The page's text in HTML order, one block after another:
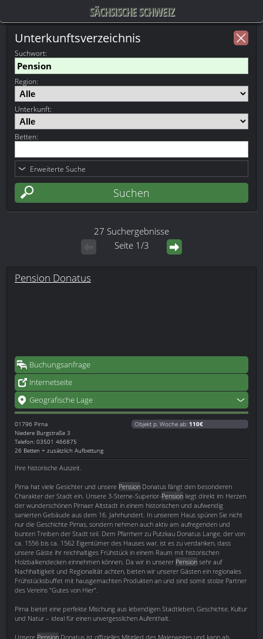
SÄCHSISCHE SCHWEIZ
Unterkunftsverzeichnis
Suchwort:
Region:
Unterkunft:
Betten:
Erweiterte Suche
27 Suchergebnisse
Seite 1/3
Pension Donatus
Buchungsanfrage
Internetseite
Geografische Lage
01796 Pirna
Niedere Burgstraße 3
Telefon: 03501 466875
26 Betten + zusätzlich Aufbettung
Objekt p. Woche ab: 110€
Ihre historische Auszeit.
Pirna hat viele Gesichter und unsere Pension Donatus fängt den besonderen
Charakter der Stadt ein. Unsere 3-Sterne-Superior-Pension liegt direkt im Herzen
der wunderschönen Pirnaer Altstadt in einem historischen und aufwendig
sanierten Gebäude aus dem 16. Jahrhundert. In unserem Haus spüren Sie nicht
nur die Geschichte Pirnas, sondern nehmen auch aktiv am aufregenden und
bunten Treiben der Stadt teil. Dem Pfarrherr zu Putzkau Donatus Lange, der von
ca. 1556 bis ca. 1562 Eigentümer des Hauses war, ist es zu verdanken, dass
unsere Gäste ihr reichhaltiges Frühstück in einem Raum mit historischen
Holzbalkendecken einnehmen können. Da wir in unserer Pension sehr auf
Nachhaltigkeit und Regionalität achten, bieten wir unserer Gästen ein regionales
Frühstücksbuffet mit hausgemachten Produkten an und sind somit stolze Partner
des Vereins "Gutes von Hier".
Pirna bietet eine perfekte Mischung aus lebendigen Stadtleben, Geschichte, Kultur
und Natur – ideal für einen unvergesslichen Aufenthalt.
Unsere Pension Donatus ist offizielles Mitglied des Malerweges und kann als